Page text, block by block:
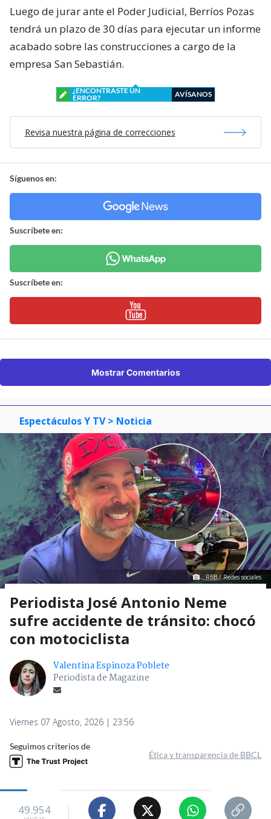
Luego de jurar ante el Poder Judicial, Berríos Pozas
tendrá un plazo de 30 días para ejecutar un informe
acabado sobre las construcciones a cargo de la
empresa San Sebastián.
¿ENCONTRASTE UN
ERROR?
AVÍSANOS
Revisa nuestra página de correcciones
Síguenos en:
Suscríbete en:
Suscríbete en:
Mostrar Comentarios
Espectáculos Y TV > Noticia
RBB / Redes sociales
Periodista José Antonio Neme
sufre accidente de tránsito: chocó
con motociclista
Valentina Espinoza Poblete
Periodista de Magazine
Viernes 07 Agosto, 2026 | 23:56
Seguimos criterios de
Ética y transparencia de BBCL
49.954